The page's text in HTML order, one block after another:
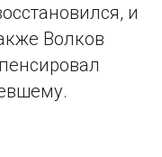
и
Волков